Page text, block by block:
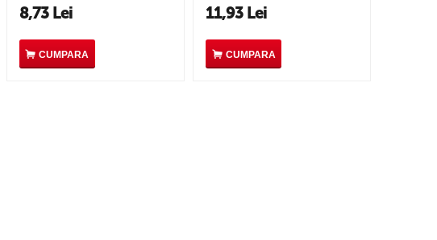
8,73 Lei
CUMPARA
11,93 Lei
CUMPARA